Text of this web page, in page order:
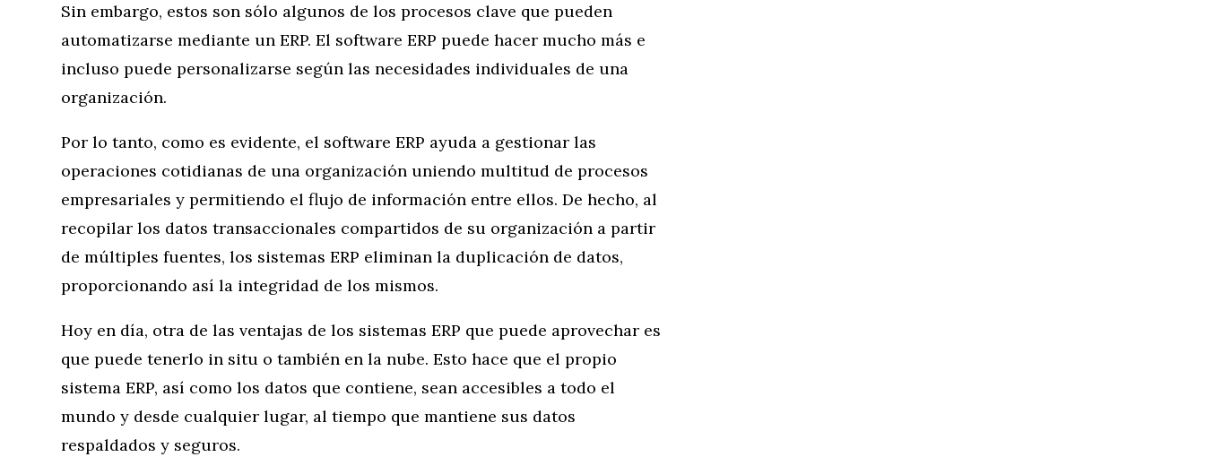
Sin embargo, estos son sólo algunos de los procesos clave que pueden
automatizarse mediante un ERP. El software ERP puede hacer mucho más e
incluso puede personalizarse según las necesidades individuales de una
organización.
Por lo tanto, como es evidente, el software ERP ayuda a gestionar las
operaciones cotidianas de una organización uniendo multitud de procesos
empresariales y permitiendo el flujo de información entre ellos. De hecho, al
recopilar los datos transaccionales compartidos de su organización a partir
de múltiples fuentes, los sistemas ERP eliminan la duplicación de datos,
proporcionando así la integridad de los mismos.
Hoy en día, otra de las ventajas de los sistemas ERP que puede aprovechar es
que puede tenerlo in situ o también en la nube. Esto hace que el propio
sistema ERP, así como los datos que contiene, sean accesibles a todo el
mundo y desde cualquier lugar, al tiempo que mantiene sus datos
respaldados y seguros.